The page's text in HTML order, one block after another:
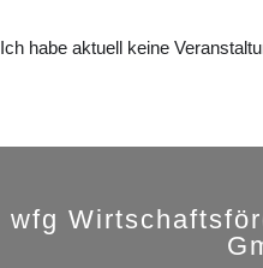
Ich habe aktuell keine
wfg